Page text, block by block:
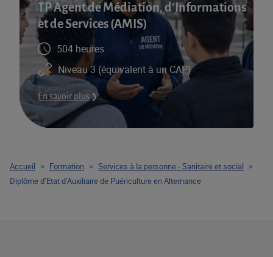
TP Agent de Médiation, d’Informations
et de Services (AMIS)​
504 heures
Niveau 3 (équivalent à un CAP)
En savoir plus
Accueil > Formation > Services à la personne - Sanitaire et social >
Diplôme d’Etat d’Auxiliaire de Puériculture en Alternance